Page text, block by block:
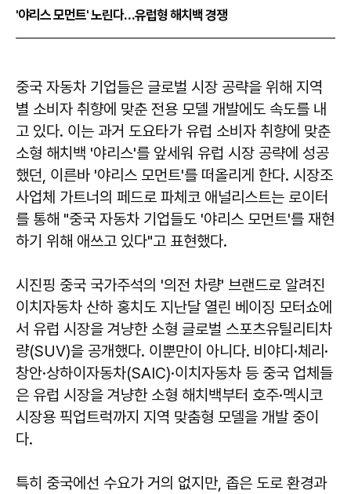
'야리스 모먼트' 노린다…유럽형 해치백 경쟁
중국 자동차 기업들은 글로벌 시장 공략을 위해 지역
별 소비자 취향에 맞춘 전용 모델 개발에도 속도를 내
고 있다. 이는 과거 도요타가 유럽 소비자 취향에 맞춘
소형 해치백 '야리스'를 앞세워 유럽 시장 공략에 성공
했던, 이른바 '야리스 모먼트'를 떠올리게 한다. 시장조
사업체 가트너의 페드로 파체코 애널리스트는 로이터
를 통해 "중국 자동차 기업들도 '야리스 모먼트'를 재현
하기 위해 애쓰고 있다"고 표현했다.
시진핑 중국 국가주석의 '의전 차량' 브랜드로 알려진
이치자동차 산하 홍치도 지난달 열린 베이징 모터쇼에
서 유럽 시장을 겨냥한 소형 글로벌 스포츠유틸리티차
량(SUV)을 공개했다. 이뿐만이 아니다. 비야디·체리·
창안·상하이자동차(SAIC)·이치자동차 등 중국 업체들
은 유럽 시장을 겨냥한 소형 해치백부터 호주·멕시코
시장용 픽업트럭까지 지역 맞춤형 모델을 개발 중이
다.
특히 중국에선 수요가 거의 없지만, 좁은 도로 환경과